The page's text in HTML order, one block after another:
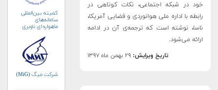
خود در شبکه اجتماعی، نکات کوتاهی در
رابطه با اداره ملی هوانوردی و فضایی آمریکا،
ناسا، نوشته است که ترجمه‌ی آن در ادامه
ارائه می‌شود.
تاریخ ویرایش: ۲۹ بهمن ماه ۱۳۹۷
کمیته بین‌المللی
سامانه‌های
ماهواره‌ای ناوبری
شرکت میگ (MiG)